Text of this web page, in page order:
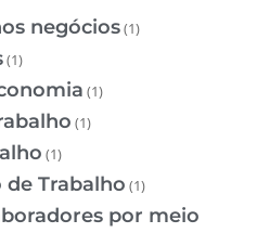
negócios(1)
(1)
(1)
(1)
(1)
Trabalho (1)
por meio